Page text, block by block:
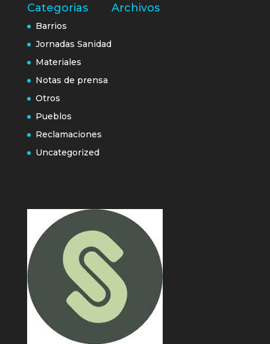
Categorias
Barrios
Jornadas Sanidad
Materiales
Notas de prensa
Otros
Pueblos
Reclamaciones
Uncategorized
Archivos